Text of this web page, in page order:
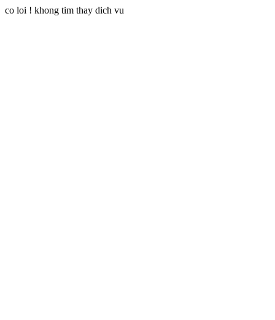
co loi ! khong tim thay dich vu